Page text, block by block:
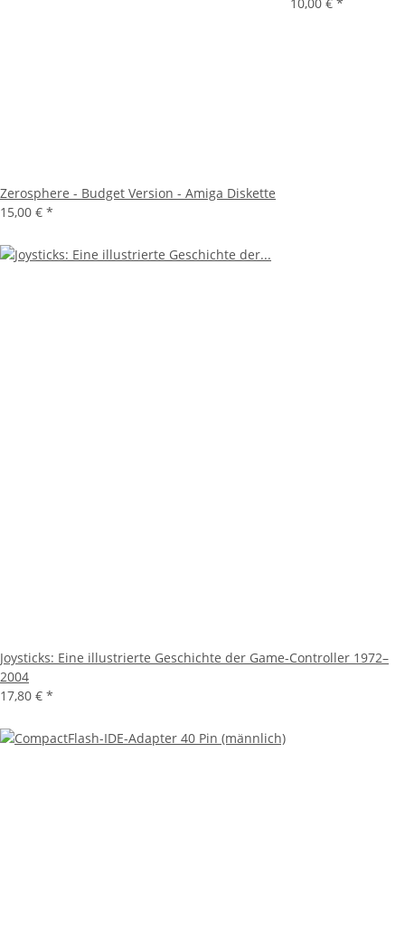
Zerosphere - Budget Version - Amiga Diskette
15,00 € *
Joysticks: Eine illustrierte Geschichte der Game-Controller 1972–
2004
17,80 € *